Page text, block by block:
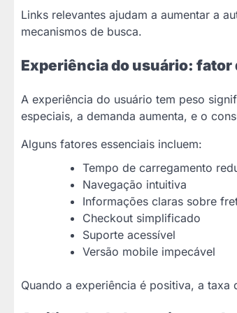
Links relevantes ajudam a aumentar a
mecanismos de busca.
Experiência do usuário: fator
A experiência do usuário tem peso
especiais, a demanda aumenta, e o
Alguns fatores essenciais incluem:
Tempo de carregamento
Navegação intuitiva
Informações claras sobre
Checkout simplificado
Suporte acessível
Versão mobile impecável
Quando a experiência é positiva, a taxa